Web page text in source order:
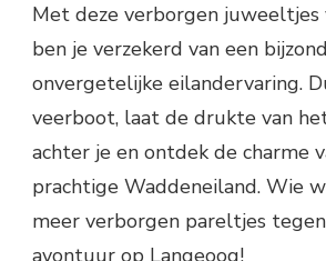
Met deze verborgen juweeltjes
ben je verzekerd van een
onvergetelijke eilandervaring.
veerboot, laat de drukte van
achter je en ontdek de charme
prachtige Waddeneiland. Wie
meer verborgen pareltjes
avontuur op Langeoog!